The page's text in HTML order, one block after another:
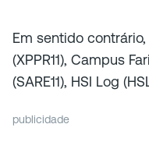
Em sentido
(XPPR11), Campus
(SARE11), HSI Log
publicidade